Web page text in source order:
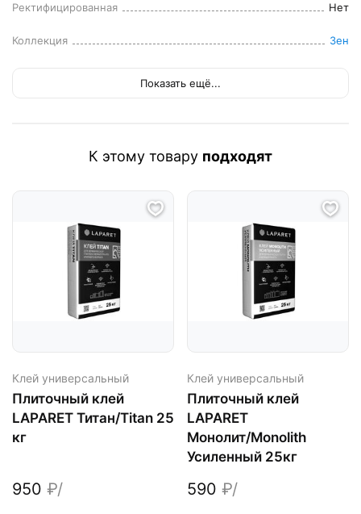
Ректифицированная Нет
Коллекция Зен
Показать ещё...
К этому товару подходят
Клей универсальный
Плиточный клей
LAPARET Титан/Titan 25
кг
950 ₽/
Клей универсальный
Плиточный клей
LAPARET
Монолит/Monolith
Усиленный 25кг
590 ₽/